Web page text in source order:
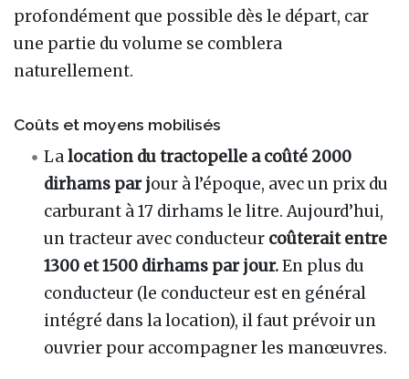
profondément que possible dès le départ, car
une partie du volume se comblera
naturellement.
Coûts et moyens mobilisés
Lalocation du tractopelle a coûté 2000
dirhams par jour à l’époque, avec un prix du
carburant à 17 dirhams le litre. Aujourd’hui,
un tracteur avec conducteur coûterait entre
1300 et 1500 dirhams par jour.En plus du
conducteur (le conducteur est en général
intégré dans la location), il faut prévoir un
ouvrier pour accompagner les manœuvres.